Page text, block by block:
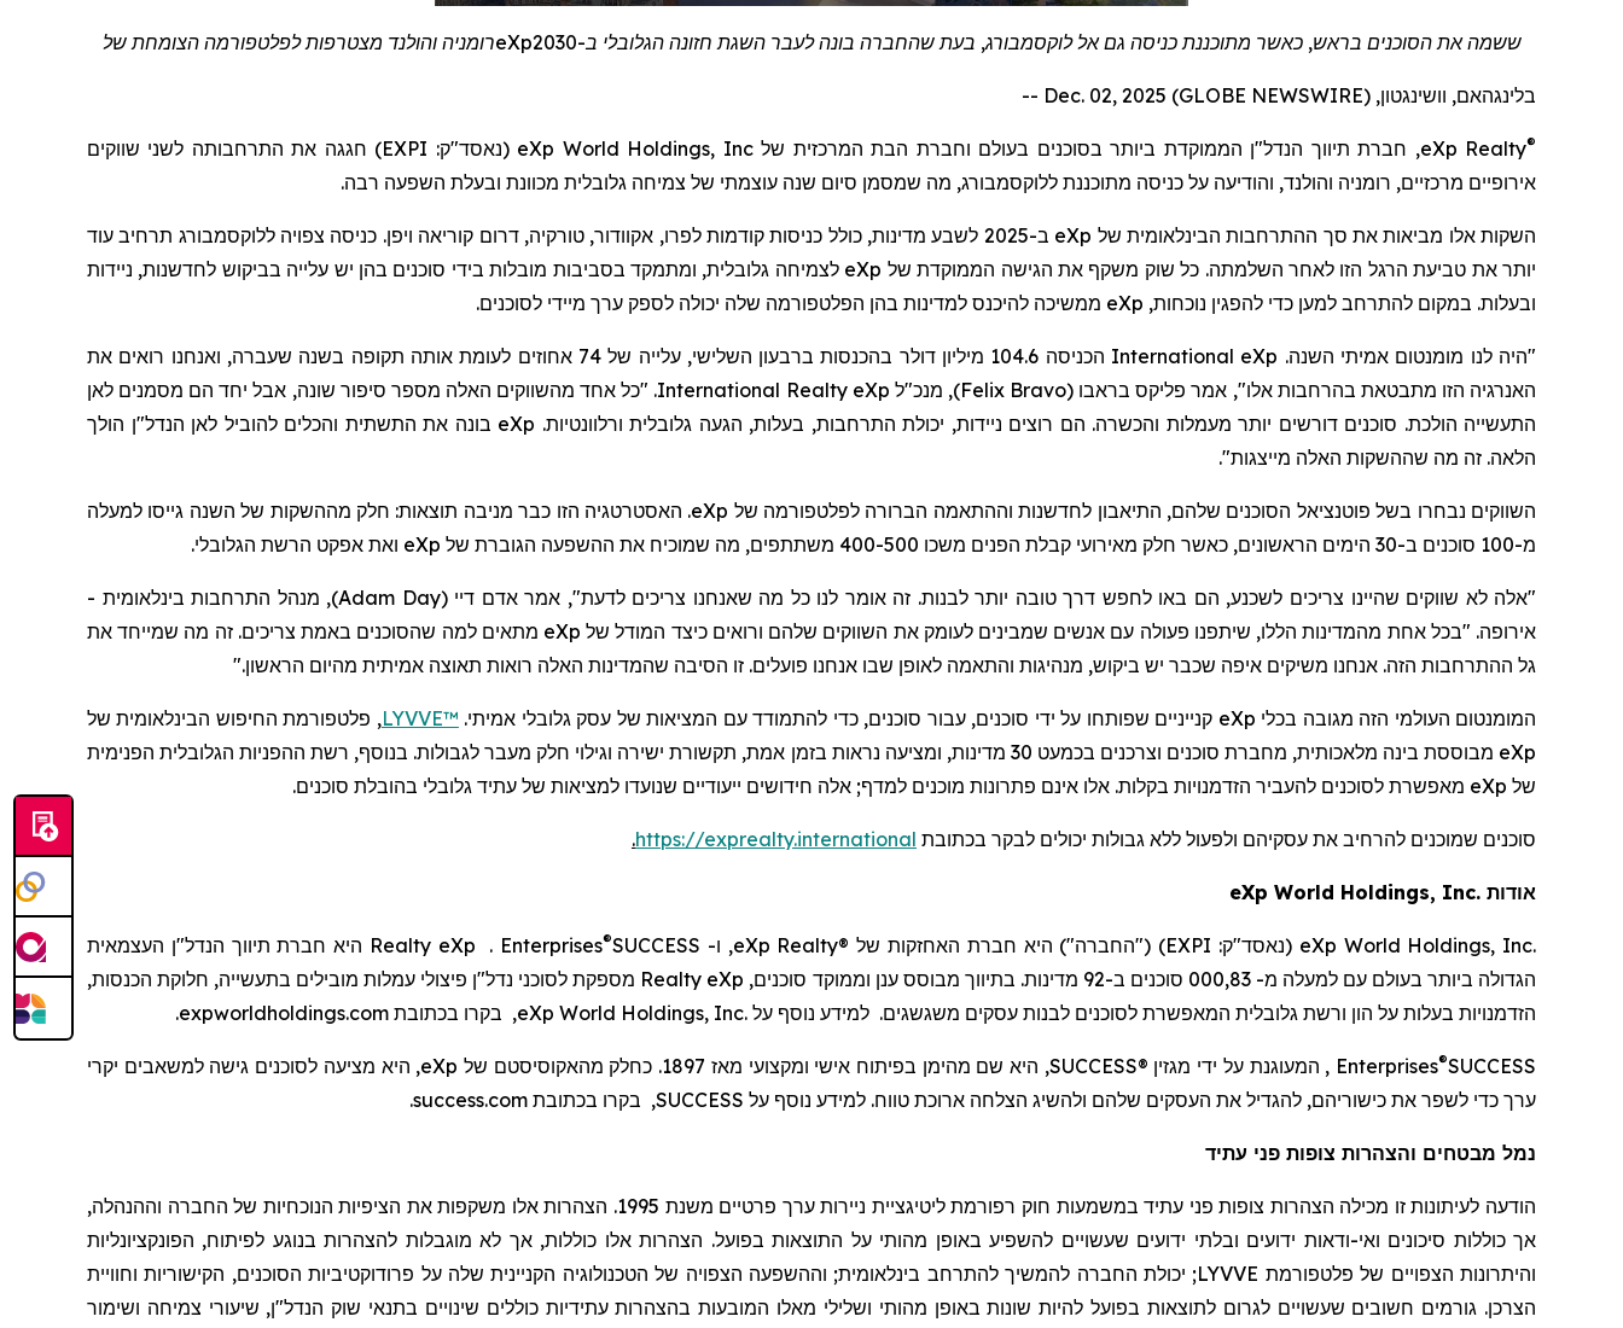
רומניה והולנד מצטרפות לפלטפורמה הצומחת שלeXp ששמה את הסוכנים בראש, כאשר מתוכננת כניסה גם אל לוקסמבורג, בעת שהחברה בונה לעבר השגת חזונה הגלובלי ב-2030
בלינגהאם, וושינגטון, Dec. 02, 2025 (GLOBE NEWSWIRE) --
®
eXp Realty, חברת תיווך הנדל"ן הממוקדת ביותר בסוכנים בעולם וחברת הבת המרכזית שלeXp World Holdings, Inc (נאסד"ק: EXPI
) חגגה את התרחבותה לשני שווקים
אירופיים מרכזיים, רומניה והולנד, והודיעה על כניסה מתוכננת ללוקסמבורג, מה שמסמן סיום שנה עוצמתי של צמיחה גלובלית מכוונת ובעלת השפעה רבה.
השקות אלו מביאות את סך ההתרחבות הבינלאומית של eXp
ב-2025 לשבע מדינות, כולל כניסות קודמות לפרו, אקוודור, טורקיה, דרום קוריאה ויפן. כניסה צפויה ללוקסמבורג תרחיב עוד
יותר את טביעת הרגל הזו לאחר השלמתה. כל שוק משקף את הגישה הממוקדת של eXp לצמיחה גלובלית, ומתמקד בסביבות מובלות בידי סוכנים בהן יש עלייה בביקוש לחדשנות, ניידות
ובעלות. במקום להתרחב למען כדי להפגין נוכחות, eXp ממשיכה להיכנס למדינות בהן הפלטפורמה שלה יכולה לספק ערך מיידי לסוכנים.
"היה לנו מומנטום אמיתי השנה. eXp
International
הכניסה 104.6 מיליון דולר בהכנסות ברבעון השלישי, עלייה של 74 אחוזים לעומת אותה תקופה בשנה שעברה, ואנחנו רואים את
האנרגיה הזו מתבטאת בהרחבות אלו", אמר פליקס בראבו (
Felix Bravo
), מנכ"ל eXp
Realty
International. "כל אחד מהשווקים האלה מספר סיפור שונה, אבל יחד הם מסמנים לאן
התעשייה הולכת. סוכנים דורשים יותר מעמלות והכשרה. הם רוצים ניידות, יכולת התרחבות, בעלות, הגעה גלובלית ורלוונטיות. eXp בונה את התשתית והכלים להוביל לאן הנדל"ן הולך
הלאה. זה מה שההשקות האלה מייצגות".
השווקים נבחרו בשל פוטנציאל הסוכנים שלהם, התיאבון לחדשנות וההתאמה הברורה לפלטפורמה של eXp. האסטרטגיה הזו כבר מניבה תוצאות: חלק מההשקות של השנה גייסו למעלה
מ-100
סוכנים ב-30 הימים הראשונים, כאשר חלק מאירועי קבלת הפנים משכו 400-500 משתתפים, מה שמוכיח את ההשפעה הגוברת של eXp ואת אפקט הרשת הגלובלי.
"אלה לא שווקים שהיינו צריכים לשכנע, הם באו לחפש דרך טובה יותר לבנות. זה אומר לנו כל מה שאנחנו צריכים לדעת", אמר אדם דיי (
Adam Day
)
, מנהל התרחבות בינלאומית -
אירופה. "בכל אחת מהמדינות הללו, שיתפנו פעולה עם אנשים שמבינים לעומק את השווקים שלהם ורואים כיצד המודל של eXp מתאים למה שהסוכנים באמת צריכים. זה מה שמייחד את
גל ההתרחבות הזה. אנחנו משיקים איפה שכבר יש ביקוש, מנהיגות והתאמה לאופן שבו אנחנו פועלים. זו הסיבה שהמדינות האלה רואות תאוצה אמיתית מהיום הראשון."
המומנטום העולמי הזה מגובה בכלי eXp קנייניים שפותחו על ידי סוכנים, עבור סוכנים, כדי להתמודד עם המציאות של עסק גלובלי אמיתי. LYVVE™, פלטפורמת החיפוש הבינלאומית של
eXp
מבוססת בינה מלאכותית, מחברת סוכנים וצרכנים בכמעט 30 מדינות, ומציעה נראות בזמן אמת, תקשורת ישירה וגילוי חלק מעבר לגבולות. בנוסף, רשת ההפניות הגלובלית הפנימית
של eXp מאפשרת לסוכנים להעביר הזדמנויות בקלות. אלו אינם פתרונות מוכנים למדף; אלה חידושים ייעודיים שנועדו למציאות של עתיד גלובלי בהובלת סוכנים.
סוכנים שמוכנים להרחיב את עסקיהם ולפעול ללא גבולות יכולים לבקר בכתובת https://exprealty.international
.
אודות eXp World Holdings, Inc.
eXp World Holdings, Inc. (נאסד"ק: EXPI) ("החברה") היא חברת האחזקות של eXp Realty®, ו- SUCCESS
®
Enterprises
.
eXp
Realty היא חברת תיווך הנדל"ן העצמאית
הגדולה ביותר בעולם עםלמעלה מ- 83,000 סוכנים ב- 29 מדינות . בתיווך מבוסס ענן וממוקד סוכנים, eXp
Realty מספקת לסוכני נדל"ן פיצולי עמלות מובילים בתעשייה, חלוקת הכנסות,
הזדמנויות בעלות על הון ורשת גלובלית המאפשרת לסוכנים לבנות עסקים משגשגים. למידע נוסף על eXp World Holdings, Inc., בקרו בכתובת expworldholdings.com
.
SUCCESS
®
Enterprises , המעוגנת על ידי מגזין SUCCESS®, היא שם מהימן בפיתוח אישי ומקצועי מאז 1897. כחלק מהאקוסיסטם של eXp, היא מציעה לסוכנים גישה למשאבים יקרי
ערך כדי לשפר את כישוריהם, להגדיל את העסקים שלהם ולהשיג הצלחה ארוכת טווח. למידע נוסף על SUCCESS, בקרו בכתובת success.com
.
נמל מבטחים והצהרות צופות פני עתיד
הודעה לעיתונות זו מכילה הצהרות צופות פני עתיד במשמעות חוק רפורמתליטיגציית
ניירות ערך פרטיים משנת 1995. הצהרות אלו משקפות את הציפיות הנוכחיות של החברה וההנהלה,
אך כוללות סיכונים ואי-ודאות ידועים ובלתי ידועים שעשויים להשפיע באופן מהותי על התוצאות בפועל. הצהרות אלו כוללות, אך לא מוגבלות להצהרות בנוגע לפיתוח, הפונקציונליות
והיתרונות הצפויים של פלטפורמת LYVVE; יכולת החברה להמשיך להתרחב בינלאומית; וההשפעה הצפויה של הטכנולוגיה הקניינית שלה על פרודוקטיביות הסוכנים, הקישוריות וחוויית
הצרכן. גורמים חשובים שעשויים לגרום לתוצאות בפועל להיות שונות באופן מהותי ושלילי מאלו המובעות בהצהרות עתידיות כוללים שינויים בתנאי שוק הנדל"ן, שיעורי צמיחה ושימור